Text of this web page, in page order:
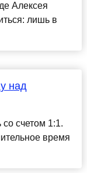
Алексея
лишь в
над
счетом 1:1.
время